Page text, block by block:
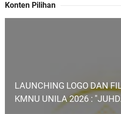
Konten Pilihan
LAUNCHING LOGO DAN
KMNU UNILA 2026 :